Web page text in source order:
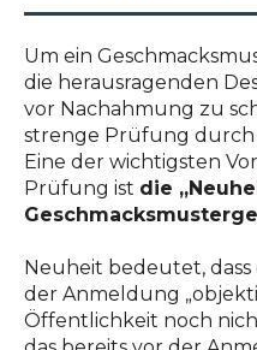
Um ein
die herausragenden
vor Nachahmung zu
strenge Prüfung durch
Eine der wichtigsten
Prüfung ist die
Neuheit bedeutet,
der Anmeldung
Öffentlichkeit noch